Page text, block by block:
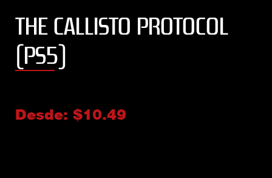
THE CALLISTO PROTOCOL
(PS5)
Desde: $10.49